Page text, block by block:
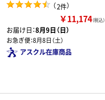
（2件）
￥11,174（税込）
お届け日：8月9日（日）
お急ぎ便：8月8日（土）
アスクル在庫商品